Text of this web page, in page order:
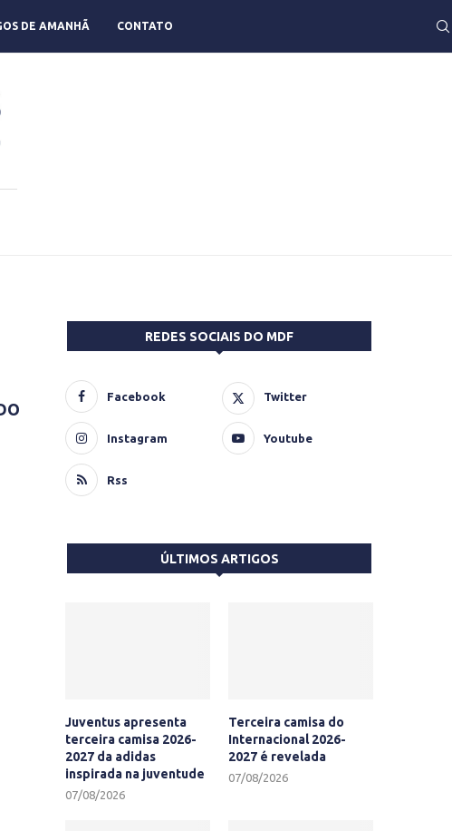
DE AMANHÃ CONTATO
REDES SOCIAIS DO MDF
Facebook Twitter
Instagram Youtube
Rss
ÚLTIMOS ARTIGOS
Juventus apresenta
terceira camisa 2026-
2027 da adidas
inspirada na juventude
07/08/2026
Terceira camisa do
Internacional 2026-
2027 é revelada
07/08/2026